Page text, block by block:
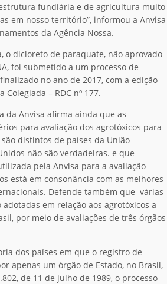
fundiária e de agricultura muito
em nosso território”, informou a Anvisa
da Agência Nossa.
o dicloreto de paraquate, não aprovado
foi submetido a um processo de
no ano de 2017, com a edição
– RDC nº 177.
da Anvisa afirma ainda que as
para avaliação dos agrotóxicos para
distintos de países da União
não são verdadeiras. e que
pela Anvisa para a avaliação
está em consonância com as melhores
Defende também que várias
em relação aos agrotóxicos a
por meio de avaliações de três órgãos
dos países em que o registro de
apenas um órgão de Estado, no Brasil,
de 11 de julho de 1989, o processo